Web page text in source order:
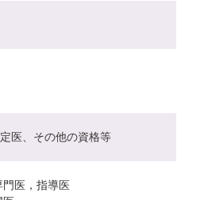
医、その他の資格等
門医，指導医